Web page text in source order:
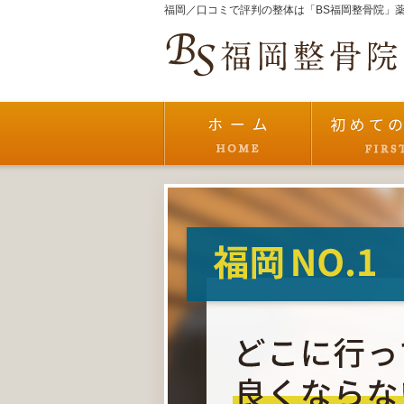
福岡／口コミで評判の整体は「BS福岡整骨院」